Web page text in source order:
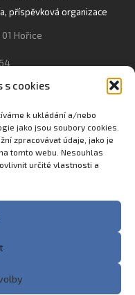
s cookies
k ukládání a/nebo
jako jsou soubory cookies.
zpracovávat údaje, jako je
tomto webu. Nesouhlas
určité vlastnosti a
příspěvková organizace
Hořice
022
údajů:
4808 430 04